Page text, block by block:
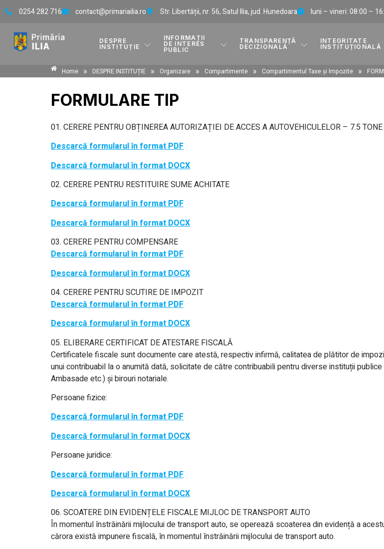
0254 282 716 contact@primariailia.ro Str. Libertății, nr. 56, Satul Ilia, jud. Hunedoara luni – vineri: 08:00 –
DESPRE
INSTITUȚIE
INFORMAȚII
DE INTERES
PUBLIC
TRANSPARENȚĂ
DECIZIONALĂ
INTEGRITATE
INSTITUȚIONALĂ
Home » DESPRE INSTITUȚIE » Organizare » Compartimente » Compartimentul Taxe și Impozite »
FORMULARE TIP
01. CERERE PENTRU OBȚINEREA AUTORIZAȚIEI DE ACCES A AUTOVEHICULELOR – 7.5 TONE
Descarcă formularul în format PDF
Descarcă formularul în format DOCX
02. CERERE PENTRU RESTITUIRE SUME ACHITATE
Descarcă formularul în format PDF
Descarcă formularul în format DOCX
03. CERERE PENTRU COMPENSARE
Descarcă formularul în format PDF
Descarcă formularul în format DOCX
04. CERERE PENTRU SCUTIRE DE IMPOZIT
Descarcă formularul în format PDF
Descarcă formularul în format DOCX
05. ELIBERARE CERTIFICAT DE ATESTARE FISCALĂ
Certificatele fiscale sunt documente care atestă, respectiv infirmă, calitatea de plătitor de
unui contribuabil la o anumită dată, solicitate de către contribuabili pentru diverse instituții
Ambasade etc.) și birouri notariale.
Persoane fizice:
Descarcă formularul în format PDF
Descarcă formularul în format DOCX
Persoane juridice:
Descarcă formularul în format PDF
Descarcă formularul în format DOCX
06. SCOATERE DIN EVIDENȚELE FISCALE MIJLOC DE TRANSPORT AUTO
În momentul înstrăinării mijlocului de transport auto, se operează scoaterea din evidență a
cărora există impunere fiscală, în momentul înstrăinării mijlocului de transport auto.